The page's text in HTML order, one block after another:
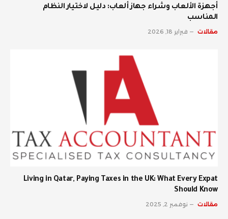
أجهزة الألعاب وشراء جهاز ألعاب: دليل لاختيار النظام
المناسب
مقالات فبراير 18, 2026
Living in Qatar, Paying Taxes in the UK: What Every Expat
Should Know
مقالات نوفمبر 2, 2025